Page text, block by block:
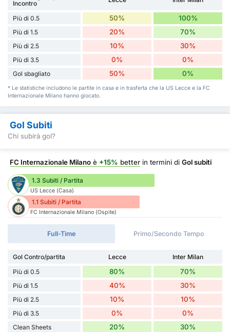
Incontro
Più di 0.5 50% 100%
Più di 1.5 20% 70%
Più di 2.5 10% 30%
Più di 3.5 0% 0%
Gol sbagliato 50% 0%
* Le statistiche includono le partite in casa e in trasferta che la US Lecce e la FC
Internazionale Milano hanno giocato.
Gol Subiti
Chi subirà gol?
FC Internazionale Milano è +15% better in termini di Gol subiti
1.3 Subiti / Partita
US Lecce (Casa)
1.1 Subiti / Partita
FC Internazionale Milano (Ospite)
Full-Time Primo/Secondo Tempo
Gol Contro/partita Lecce
Inter Milan
Più di 0.5
80% 70%
Più di 1.5 40% 30%
Più di 2.5 10% 10%
Più di 3.5 0% 0%
Clean Sheets 20% 30%